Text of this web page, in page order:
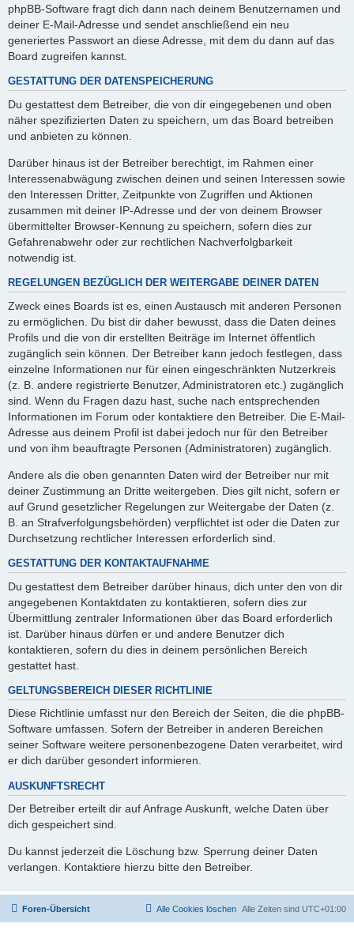
phpBB-Software fragt dich dann nach deinem Benutzernamen und
deiner E-Mail-Adresse und sendet anschließend ein neu
generiertes Passwort an diese Adresse, mit dem du dann auf das
Board zugreifen kannst.
GESTATTUNG DER DATENSPEICHERUNG
Du gestattest dem Betreiber, die von dir eingegebenen und oben
näher spezifizierten Daten zu speichern, um das Board betreiben
und anbieten zu können.
Darüber hinaus ist der Betreiber berechtigt, im Rahmen einer
Interessenabwägung zwischen deinen und seinen Interessen sowie
den Interessen Dritter, Zeitpunkte von Zugriffen und Aktionen
zusammen mit deiner IP-Adresse und der von deinem Browser
übermittelter Browser-Kennung zu speichern, sofern dies zur
Gefahrenabwehr oder zur rechtlichen Nachverfolgbarkeit
notwendig ist.
REGELUNGEN BEZÜGLICH DER WEITERGABE DEINER DATEN
Zweck eines Boards ist es, einen Austausch mit anderen Personen
zu ermöglichen. Du bist dir daher bewusst, dass die Daten deines
Profils und die von dir erstellten Beiträge im Internet öffentlich
zugänglich sein können. Der Betreiber kann jedoch festlegen, dass
einzelne Informationen nur für einen eingeschränkten Nutzerkreis
(z. B. andere registrierte Benutzer, Administratoren etc.) zugänglich
sind. Wenn du Fragen dazu hast, suche nach entsprechenden
Informationen im Forum oder kontaktiere den Betreiber. Die E-Mail-
Adresse aus deinem Profil ist dabei jedoch nur für den Betreiber
und von ihm beauftragte Personen (Administratoren) zugänglich.
Andere als die oben genannten Daten wird der Betreiber nur mit
deiner Zustimmung an Dritte weitergeben. Dies gilt nicht, sofern er
auf Grund gesetzlicher Regelungen zur Weitergabe der Daten (z.
B. an Strafverfolgungsbehörden) verpflichtet ist oder die Daten zur
Durchsetzung rechtlicher Interessen erforderlich sind.
GESTATTUNG DER KONTAKTAUFNAHME
Du gestattest dem Betreiber darüber hinaus, dich unter den von dir
angegebenen Kontaktdaten zu kontaktieren, sofern dies zur
Übermittlung zentraler Informationen über das Board erforderlich
ist. Darüber hinaus dürfen er und andere Benutzer dich
kontaktieren, sofern du dies in deinem persönlichen Bereich
gestattet hast.
GELTUNGSBEREICH DIESER RICHTLINIE
Diese Richtlinie umfasst nur den Bereich der Seiten, die die phpBB-
Software umfassen. Sofern der Betreiber in anderen Bereichen
seiner Software weitere personenbezogene Daten verarbeitet, wird
er dich darüber gesondert informieren.
AUSKUNFTSRECHT
Der Betreiber erteilt dir auf Anfrage Auskunft, welche Daten über
dich gespeichert sind.
Du kannst jederzeit die Löschung bzw. Sperrung deiner Daten
verlangen. Kontaktiere hierzu bitte den Betreiber.
Foren-Übersicht Alle Zeiten sind UTC+01:00
Alle Cookies löschen